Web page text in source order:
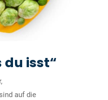
du isst“
auf die